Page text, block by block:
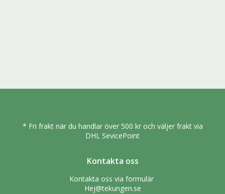
* Fri frakt när du handlar över 500 kr och väljer frakt via
DHL SevicePoint
Kontakta oss
Kontakta oss via formulär
Hej@tekungen.se